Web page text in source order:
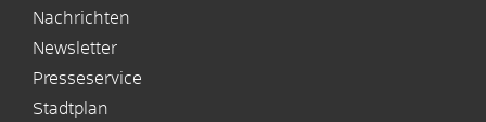
Nachrichten
Newsletter
Presseservice
Stadtplan